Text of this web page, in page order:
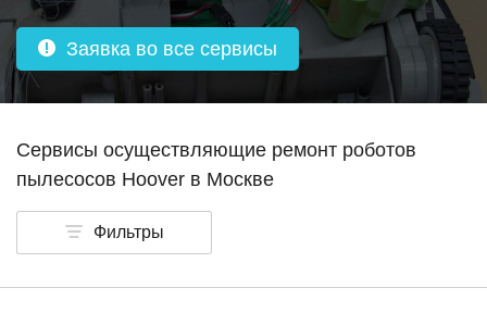
Заявка во все сервисы
Сервисы осуществляющие ремонт роботов
пылесосов Hoover в Москве
Фильтры